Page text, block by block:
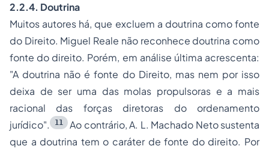
2.2.4. Doutrina
Muitos autores há, que excluem a doutrina como fonte
do Direito. Miguel Reale não reconhece doutrina como
fonte do direito. Porém, em análise última acrescenta:
"A doutrina não é fonte do Direito, mas nem por isso
deixa de ser uma das molas propulsoras e a mais
racional das forças diretoras do ordenamento
jurídico".
11
Ao contrário, A. L. Machado Neto sustenta
que a doutrina tem o caráter de fonte do direito. Por